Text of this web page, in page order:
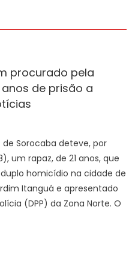
procurado pela
anos de prisão a
de Sorocaba deteve, por
um rapaz, de 21 anos, que
homicídio na cidade de
Itanguá e apresentado
(DPP) da Zona Norte. O